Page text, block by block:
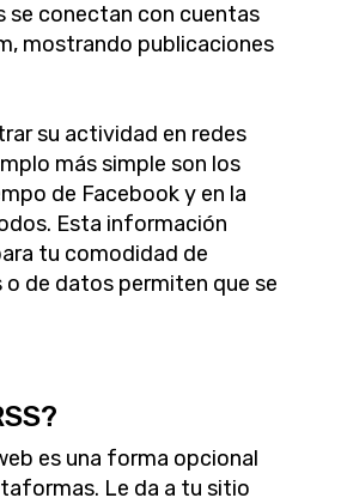
se conectan con cuentas
mostrando publicaciones
su actividad en redes
más simple son los
de Facebook y en la
Esta información
tu comodidad de
de datos permiten que se
es una forma opcional
Le da a tu sitio